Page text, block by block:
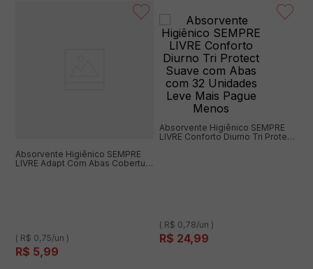
Absorvente Higiênico SEMPRE
LIVRE Adapt Com Abas Cobertura
( R$ 0,75/un )
R$ 5,99
Absorvente Higiênico SEMPRE
LIVRE Conforto Diurno Tri Protect
( R$ 0,78/un )
R$ 24,99